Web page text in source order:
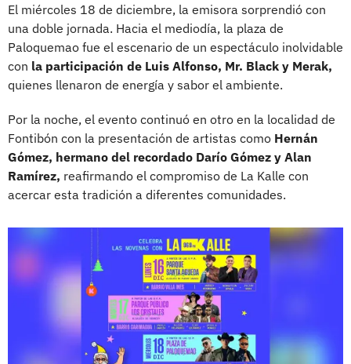
El miércoles 18 de diciembre, la emisora sorprendió con
una doble jornada. Hacia el mediodía, la plaza de
Paloquemao fue el escenario de un espectáculo inolvidable
con la participación de Luis Alfonso, Mr. Black y Merak,
quienes llenaron de energía y sabor el ambiente.
Por la noche, el evento continuó en otro en la localidad de
Fontibón con la presentación de artistas como Hernán
Gómez, hermano del recordado Darío Gómez y Alan
Ramírez, reafirmando el compromiso de La Kalle con
acercar esta tradición a diferentes comunidades.